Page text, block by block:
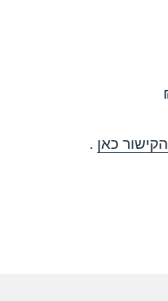
הקישור כאן .